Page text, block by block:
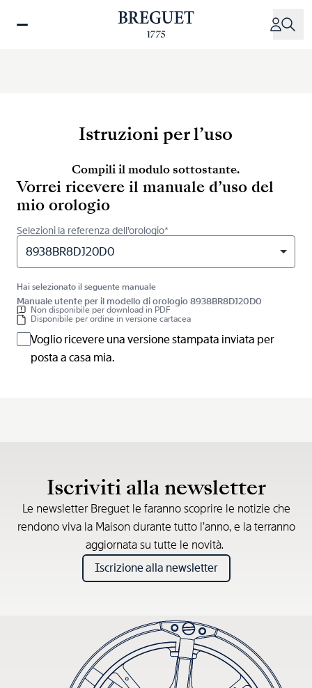
Istruzioni per l’uso
Compili il modulo sottostante.
Vorrei ricevere il manuale d’uso del
mio orologio
Selezioni la referenza dell’orologio*
8938BR8DJ20D0
Hai selezionato il seguente manuale
Manuale utente per il modello di orologio 8938BR8DJ20D0
Non disponibile per download in PDF
Disponibile per ordine in versione cartacea
Voglio ricevere una versione stampata inviata per
posta a casa mia.
Iscriviti alla newsletter
Le newsletter Breguet le faranno scoprire le notizie che
rendono viva la Maison durante tutto l’anno, e la terranno
aggiornata su tutte le novità.
Iscrizione alla newsletter